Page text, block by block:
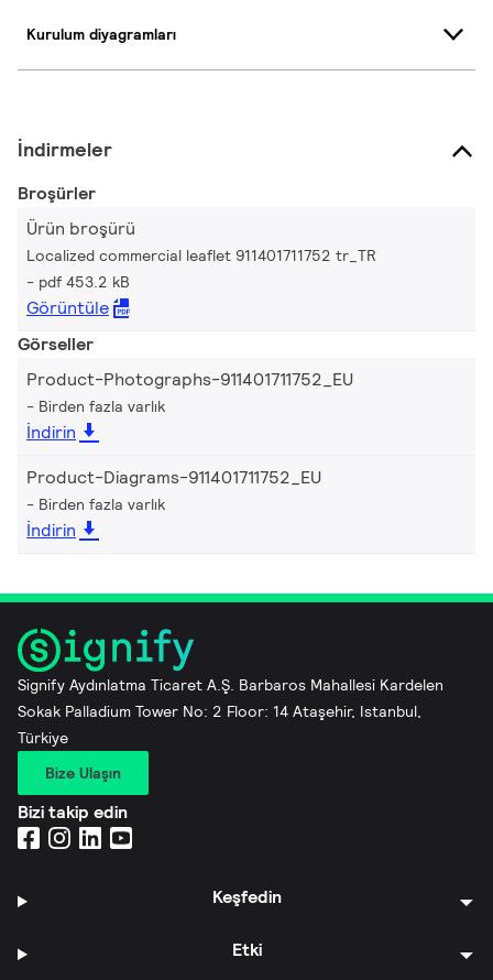
Kurulum diyagramları
İndirmeler
Broşürler
Ürün broşürü
Localized commercial leaflet 911401711752 tr_TR
pdf 453.2 kB
Görüntüle
Görseller
Product-Photographs-911401711752_EU
Birden fazla varlık
İndirin
Product-Diagrams-911401711752_EU
Birden fazla varlık
İndirin
Signify Aydınlatma Ticaret A.Ş. Barbaros Mahallesi Kardelen
Sokak Palladium Tower No: 2 Floor: 14 Ataşehir, Istanbul,
Türkiye
Bize Ulaşın
Bizi takip edin
Keşfedin
Etki